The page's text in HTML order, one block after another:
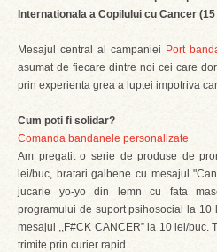
Internationala a Copilului cu Cancer
Mesajul central al campaniei Port
asumat de fiecare dintre noi cei care
prin experienta grea a luptei impotriva
Cum poti fi solidar?
Comanda bandanele personalizate
Am pregatit o serie de produse de
lei/buc, bratari galbene cu mesajul
jucarie yo-yo din lemn cu fata
programului de suport psihosocial la 10
mesajul ,,F#CK CANCER” la 10 lei/buc.
trimite prin curier rapid.